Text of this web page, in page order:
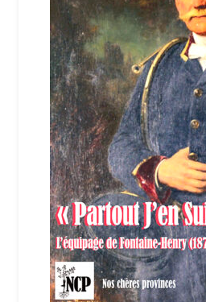
Login Customizer
Newsletter
Nous Contacter
Panier
Politique de confidentialité et
Qui sommes-nous ?
Soutien à Philippe Randa
Suivi de la Commande